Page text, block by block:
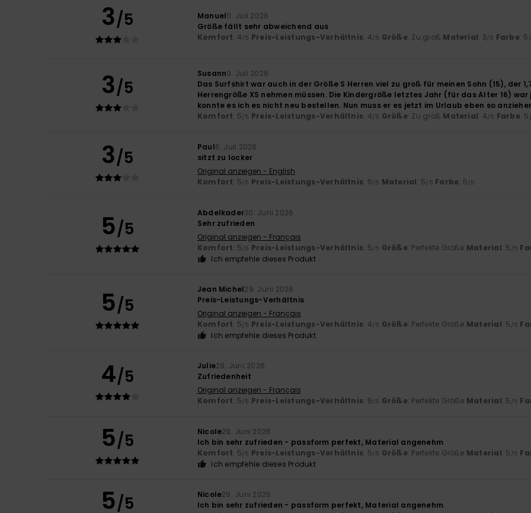
3/5 Manuel11. Juli 2026
Größe fällt sehr abweichend aus
Komfort: 4/5 Preis-Leistungs-Verhältnis: 4/5 Größe: Zu groß Material: 3/5 Farbe: 5
3/5
Susann9. Juli 2026
Das Surfshirt war auch in der Größe S Herren viel zu groß für meinen Sohn (15), der
Herrengröße XS nehmen müssen. Die Kindergröße letztes Jahr (für das Alter 16)
konnte es ich es nicht neu bestellen. Nun muss er es jetzt im Urlaub eben so
Komfort: 5/5 Preis-Leistungs-Verhältnis: 4/5 Größe: Zu groß Material: 4/5 Farbe: 5
3/5 Paul6. Juli 2026
sitzt zu locker
Original anzeigen - English
Komfort: 5/5 Preis-Leistungs-Verhältnis: 5/5 Material: 5/5 Farbe: 5/5
5/5
Abdelkader30. Juni 2026
Sehr zufrieden
Original anzeigen - Français
Komfort: 5/5 Preis-Leistungs-Verhältnis: 5/5 Größe: Perfekte Größe Material: 5 /5
Ich empfehle dieses Produkt
5/5
Jean Michel29. Juni 2026
Preis-Leistungs-Verhältnis
Original anzeigen - Français
Komfort: 5/5 Preis-Leistungs-Verhältnis: 4/5 Größe: Perfekte Größe Material: 5 /5
Ich empfehle dieses Produkt
4/5 Julie29. Juni 2026
Zufriedenheit
Original anzeigen - Français
Komfort: 5/5 Preis-Leistungs-Verhältnis: 5/5 Größe: Perfekte Größe Material: 5 /5
5/5 Nicole29. Juni 2026
Ich bin sehr zufrieden - passform perfekt, Material angenehm
Komfort: 5/5 Preis-Leistungs-Verhältnis: 5/5 Größe: Perfekte Größe Material: 5 /5
Ich empfehle dieses Produkt
5/5 Nicole29. Juni 2026
Ich bin sehr zufrieden - passform perfekt, Material angenehm